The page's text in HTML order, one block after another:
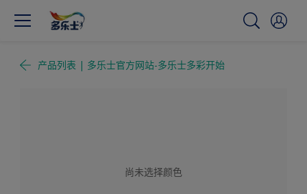
产品列表 | 多乐士官方网站-多乐士多彩开始
尚未选择颜色